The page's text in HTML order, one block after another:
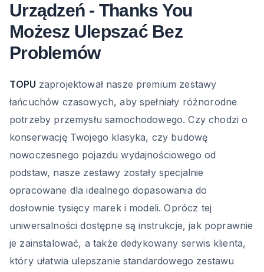
Urządzeń - Thanks You
Możesz Ulepszać Bez
Problemów
TOPU zaprojektował nasze premium zestawy
łańcuchów czasowych, aby spełniały różnorodne
potrzeby przemysłu samochodowego. Czy chodzi o
konserwację Twojego klasyka, czy budowę
nowoczesnego pojazdu wydajnościowego od
podstaw, nasze zestawy zostały specjalnie
opracowane dla idealnego dopasowania do
dosłownie tysięcy marek i modeli. Oprócz tej
uniwersalności dostępne są instrukcje, jak poprawnie
je zainstalować, a także dedykowany serwis klienta,
który ułatwia ulepszanie standardowego zestawu